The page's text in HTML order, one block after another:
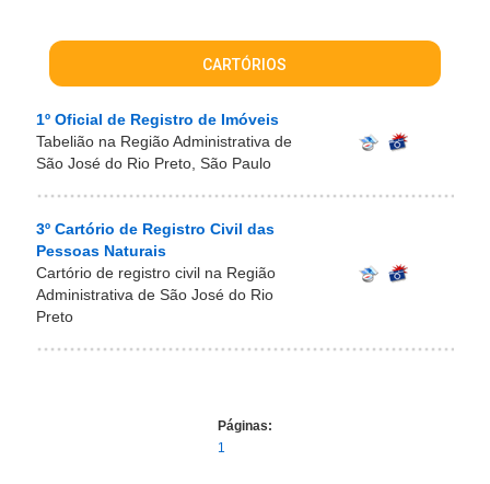
CARTÓRIOS
1º Oficial de Registro de Imóveis
Tabelião na Região Administrativa de
São José do Rio Preto, São Paulo
3º Cartório de Registro Civil das
Pessoas Naturais
Cartório de registro civil na Região
Administrativa de São José do Rio
Preto
Páginas:
1